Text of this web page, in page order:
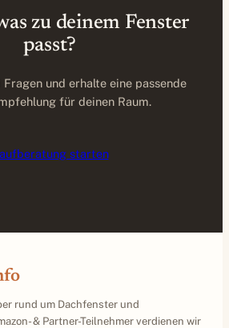
zu deinem Fenster
passt?
und erhalte eine passende
für deinen Raum.
starten
rund um Dachfenster und
& Partner-Teilnehmer verdienen wir